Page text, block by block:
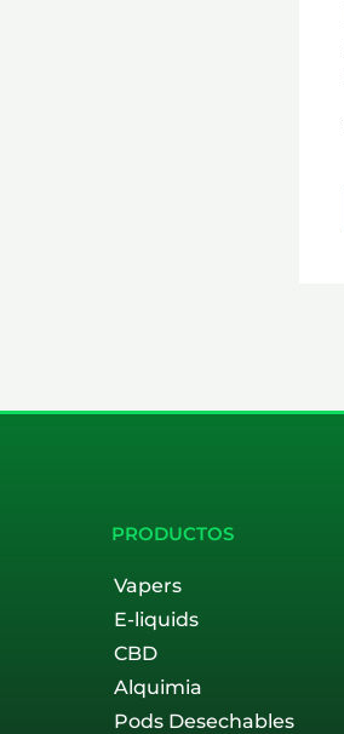
PRODUCTOS
Vapers
E-liquids
CBD
Alquimia
Pods Desechables